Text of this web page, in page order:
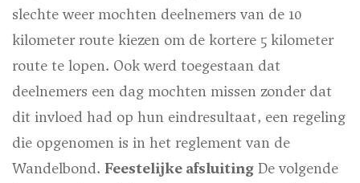
slechte weer mochten deelnemers van de 10
kilometer route kiezen om de kortere 5 kilometer
route te lopen. Ook werd toegestaan dat
deelnemers een dag mochten missen zonder dat
dit invloed had op hun eindresultaat, een regeling
die opgenomen is in het reglement van de
Wandelbond. Feestelijke afsluiting De volgende